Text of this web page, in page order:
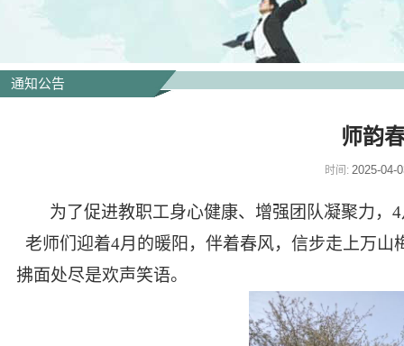
通知公告
师韵
时间: 2025-04-
为了促进教职工身心健康、增强团队凝聚力，
老师们迎着4月的暖阳，伴着春风，信步走上万
拂面处尽是欢声笑语。